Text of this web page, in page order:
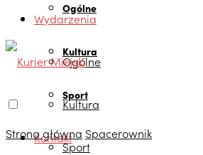
Ogólne
Kultura
Sport
Kontakt
Wydarzenia
Ogólne
Kultura
Sport
Strona główna Spacerownik